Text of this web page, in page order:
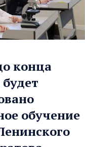
конца
будет
обучение